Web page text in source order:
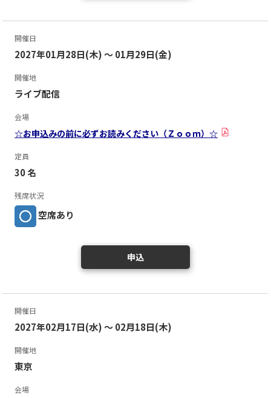
開催日
2027年01月28日(木) ～ 01月29日(金)
開催地
ライブ配信
会場
☆お申込みの前に必ずお読みください（Ｚｏｏｍ）☆
定員
30 名
残席状況
空席あり
申込
開催日
2027年02月17日(水) ～ 02月18日(木)
開催地
東京
会場